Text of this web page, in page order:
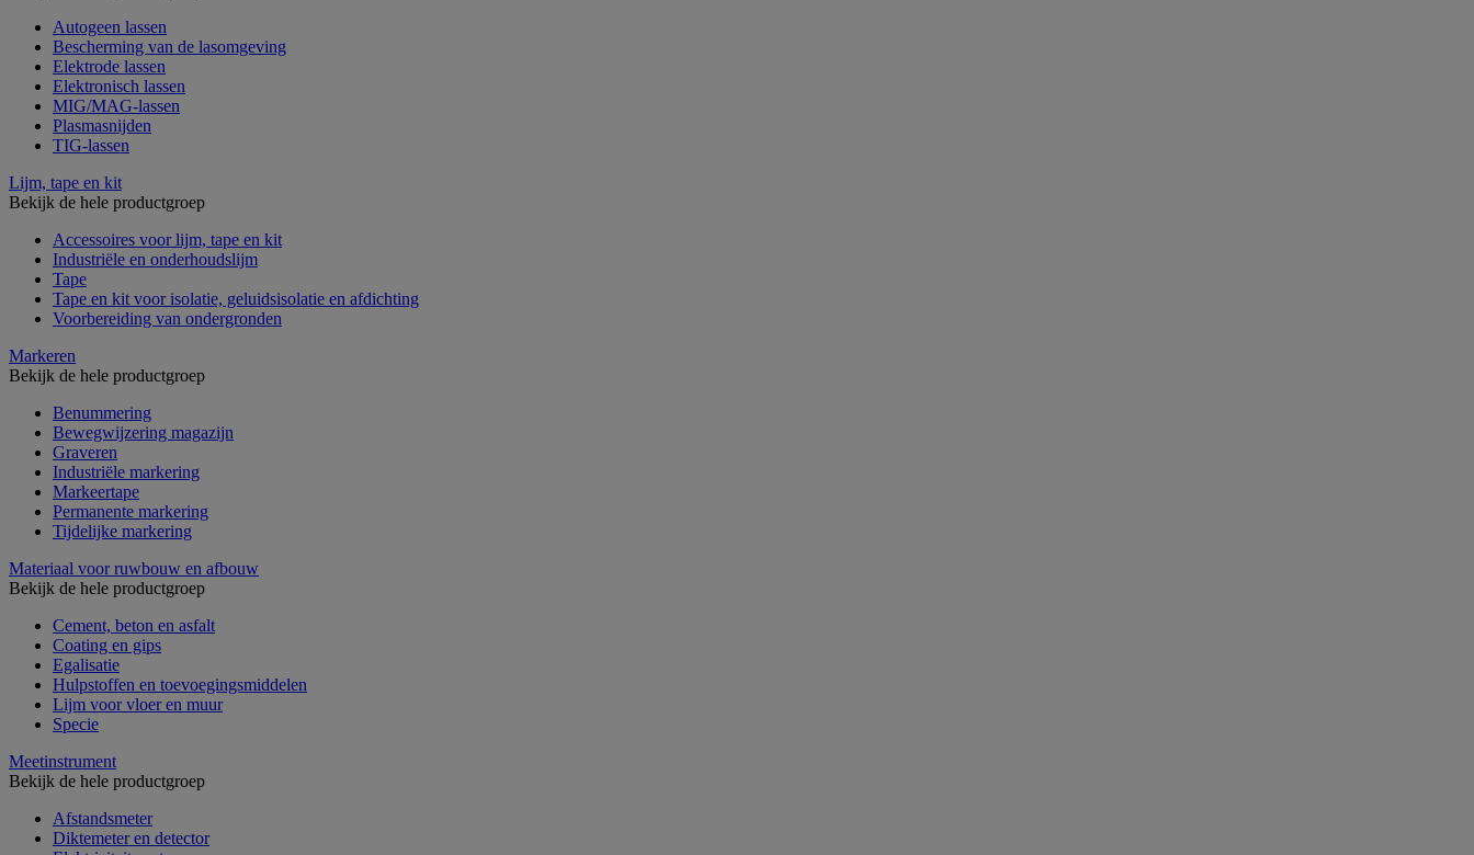
Autogeen lassen
Bescherming van de lasomgeving
Elektrode lassen
Elektronisch lassen
MIG/MAG-lassen
Plasmasnijden
TIG-lassen
Lijm, tape en kit
Bekijk de hele productgroep
Accessoires voor lijm, tape en kit
Industriële en onderhoudslijm
Tape
Tape en kit voor isolatie, geluidsisolatie en afdichting
Voorbereiding van ondergronden
Markeren
Bekijk de hele productgroep
Benummering
Bewegwijzering magazijn
Graveren
Industriële markering
Markeertape
Permanente markering
Tijdelijke markering
Materiaal voor ruwbouw en afbouw
Bekijk de hele productgroep
Cement, beton en asfalt
Coating en gips
Egalisatie
Hulpstoffen en toevoegingsmiddelen
Lijm voor vloer en muur
Specie
Meetinstrument
Bekijk de hele productgroep
Afstandsmeter
Diktemeter en detector